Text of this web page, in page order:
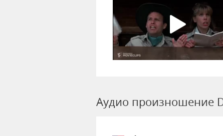
Аудио произношение